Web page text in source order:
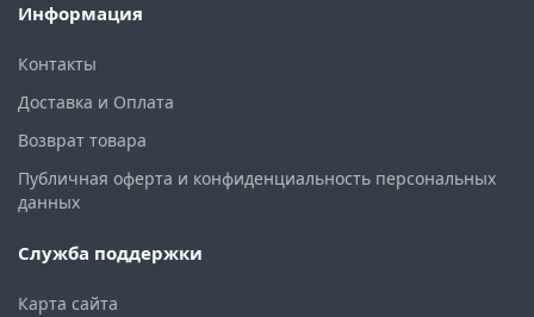
Информация
Контакты
Доставка и Оплата
Возврат товара
Публичная оферта и конфиденциальность персональных
данных
Служба поддержки
Карта сайта